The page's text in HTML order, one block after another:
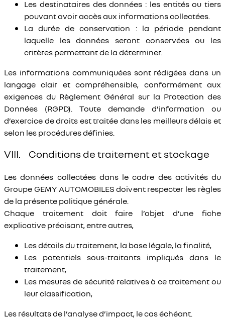
Les destinataires des données : les entités ou tiers
pouvant avoir accès aux informations collectées.
La durée de conservation : la période pendant
laquelle les données seront conservées ou les
critères permettant de la déterminer.
Les informations communiquées sont rédigées dans un
langage clair et compréhensible, conformément aux
exigences du Règlement Général sur la Protection des
Données (RGPD). Toute demande d’information ou
d’exercice de droits est traitée dans les meilleurs délais et
selon les procédures définies.
VIII. Conditions de traitement et stockage
Les données collectées dans le cadre des activités du
Groupe GEMY AUTOMOBILES doivent respecter les règles
de la présente politique générale.
Chaque traitement doit faire l’objet d’une fiche
explicative précisant, entre autres,
Les détails du traitement, la base légale, la finalité,
Les potentiels sous-traitants impliqués dans le
traitement,
Les mesures de sécurité relatives à ce traitement ou
leur classification,
Les résultats de l’analyse d’impact, le cas échéant.